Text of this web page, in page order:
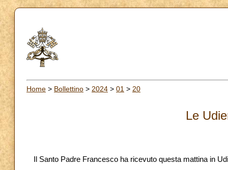
Home > Bollettino > 2024 > 01 > 20
Le
Il Santo Padre Francesco ha ricevuto questa mattina in